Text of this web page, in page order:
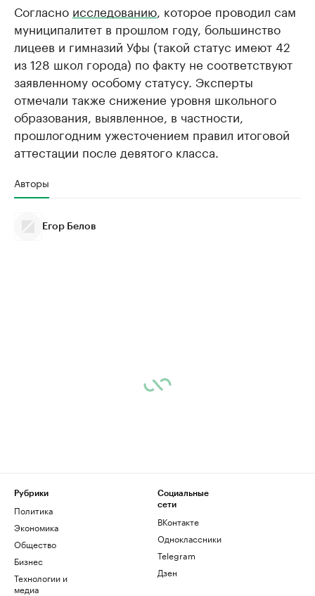
Согласно исследованию , которое проводил сам
муниципалитет в прошлом году, большинство
лицеев и гимназий Уфы (такой статус имеют 42
из 128 школ города) по факту не соответствуют
заявленному особому статусу. Эксперты
отмечали также снижение уровня школьного
образования, выявленное, в частности,
прошлогодним ужесточением правил итоговой
аттестации после девятого класса.
Авторы
Егор Белов
Рубрики
Политика
Экономика
Общество
Бизнес
Технологии и
медиа
Социальные
сети
ВКонтакте
Одноклассники
Telegram
Дзен